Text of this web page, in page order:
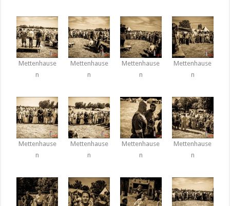
Mettenhause
n
Mettenhause
n
Mettenhause
n
Mettenhause
n
Mettenhause
n
Mettenhause
n
Mettenhause
n
Mettenhause
n